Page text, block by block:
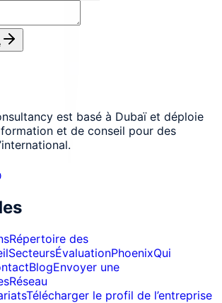
est basé à Dubaï et déploie
et de conseil pour des
Répertoire des
SecteursÉvaluationPhoenixQui
BlogEnvoyer une
Réseau
Télécharger le profil de l’entreprise